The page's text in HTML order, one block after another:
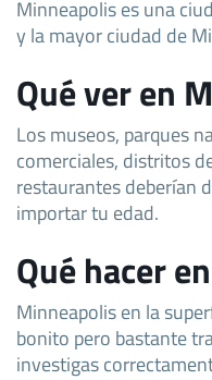
Minneapolis es una
y la mayor ciudad de
Qué ver en
Los museos, parques
comerciales, distritos
restaurantes deberían
importar tu edad.
Qué hacer
Minneapolis en la
bonito pero bastante
investigas